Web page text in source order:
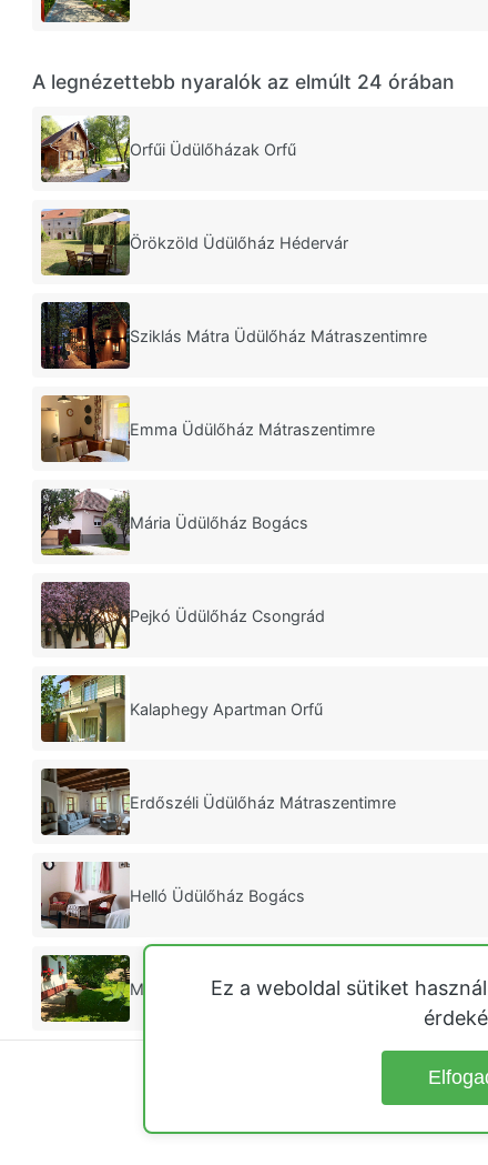
A legnézettebb nyaralók az elmúlt 24 órában
Orfűi Üdülőházak Orfű
Örökzöld Üdülőház Hédervár
Sziklás Mátra Üdülőház Mátraszentimre
Emma Üdülőház Mátraszentimre
Mária Üdülőház Bogács
Pejkó Üdülőház Csongrád
Kalaphegy Apartman Orfű
Erdőszéli Üdülőház Mátraszentimre
Helló Üdülőház Bogács
Mézeskalács Üdülőház Csongrád
Ez a weboldal sütiket